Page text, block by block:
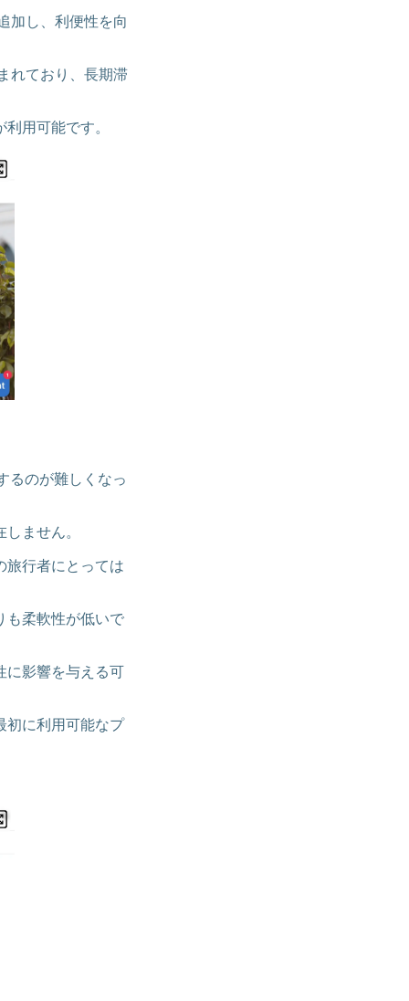
加し、利便性を向
れており、長期滞
用可能です。
るのが難しくなっ
ません。
旅行者にとっては
も柔軟性が低いで
に影響を与える可
初に利用可能なプ